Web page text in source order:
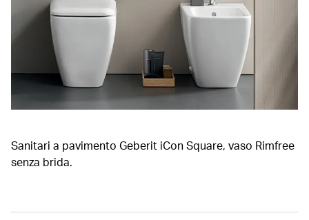
Sanitari a pavimento Geberit iCon Square, vaso Rimfree
senza brida.